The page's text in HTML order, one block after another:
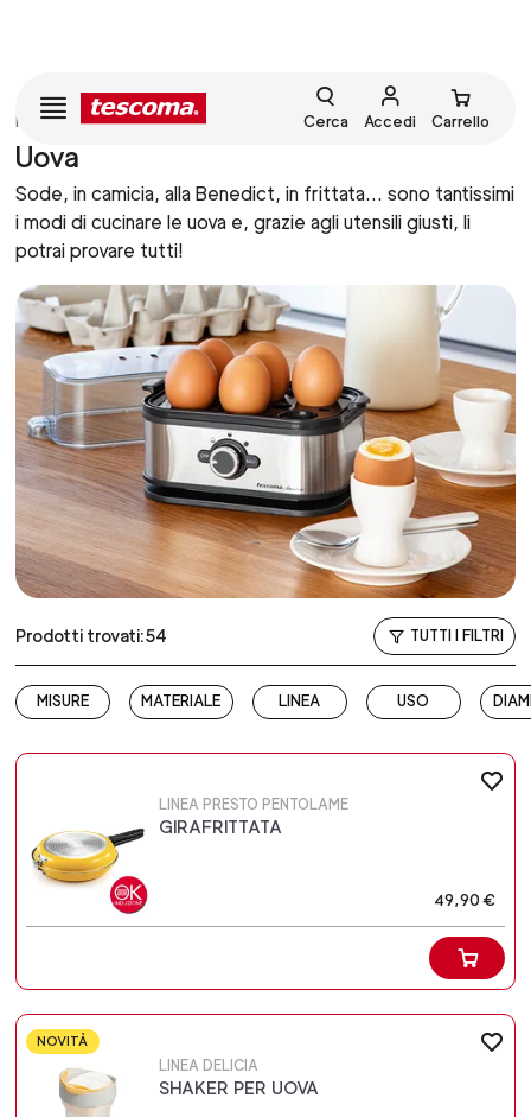
Cerca Accedi Carrello
HOME PREPARARE
Uova
Sode, in camicia, alla Benedict, in frittata… sono tantissimi
i modi di cucinare le uova e, grazie agli utensili giusti, li
potrai provare tutti!
Prodotti trovati:54 TUTTI I FILTRI
MISURE MATERIALE LINEA USO
LINEA PRESTO PENTOLAME
GIRAFRITTATA
49,90 €
NOVITÀ
LINEA DELICIA
SHAKER PER UOVA